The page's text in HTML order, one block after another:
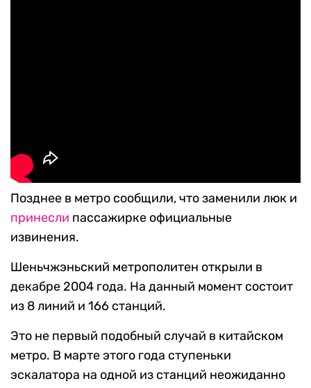
Позднее в метро сообщили, что заменили люк и
принесли пассажирке официальные
извинения.
Шеньчжэньский метрополитен открыли в
декабре 2004 года. На данный момент состоит
из 8 линий и 166 станций.
Это не первый подобный случай в китайском
метро. В марте этого года ступеньки
эскалатора на одной из станций неожиданно